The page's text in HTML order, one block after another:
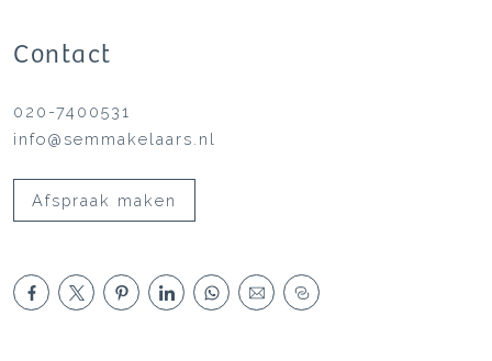
Contact
020-7400531
info@semmakelaars.nl
Afspraak maken